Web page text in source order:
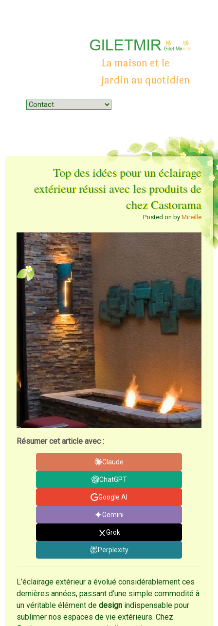
La maison et le
jardin au quotidien
Menu
Skip to content
Top des idées pour un éclairage
extérieur réussi avec les produits de
chez Castorama
Posted on by Mireille
Résumer cet article avec :
Claude
ChatGPT
Google AI
Gemini
Grok
Perplexity
L’éclairage extérieur a évolué considérablement ces
dernières années, passant d’une simple commodité à
un véritable élément dedesign indispensable pour
sublimer nos espaces de vie extérieurs. Chez